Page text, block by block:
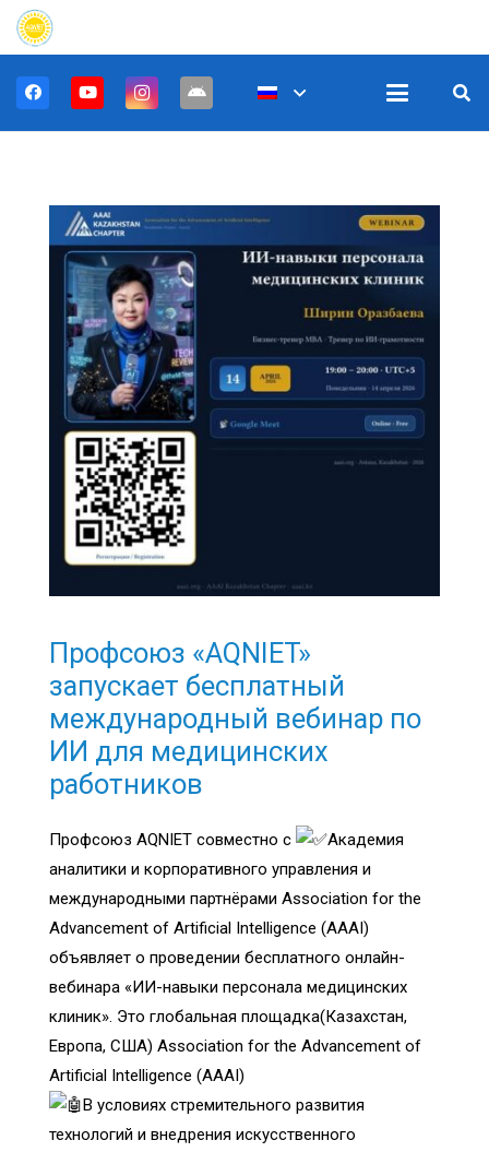
Профсоюз «AQNIET»
запускает бесплатный
международный вебинар по
ИИ для медицинских
работников
Профсоюз AQNIET совместно с
Академия
аналитики и корпоративного управления и
международными партнёрами Association for the
Advancement of Artificial Intelligence (AAAI)
объявляет о проведении бесплатного онлайн-
вебинара «ИИ-навыки персонала медицинских
клиник». Это глобальная площадка(Казахстан,
Европа, США) Association for the Advancement of
Artificial Intelligence (AAAI)
В условиях стремительного развития
технологий и внедрения искусственного